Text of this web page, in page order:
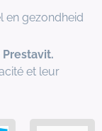
en gezondheid
et leur